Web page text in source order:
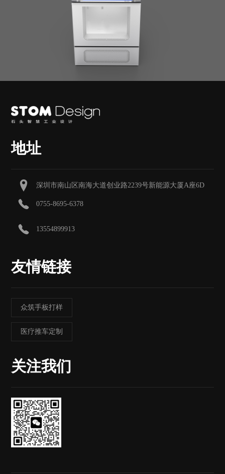
地址
深圳市南山区南海大道创业路2239号新能源大厦A座6D
0755-8695-6378
13554899913
友情链接
众筑手板打样
医疗推车定制
关注我们